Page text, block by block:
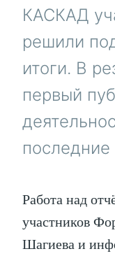
КАСКАД
решили
итоги. В
первый
Работа над
участников
Шагиева и